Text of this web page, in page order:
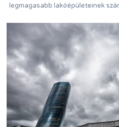
legmagasabb lakóépületeinek